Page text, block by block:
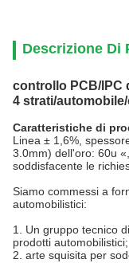
Descrizione Di
controllo PCB/IPC
4 strati/
Caratteristiche di
Linea ± 1,6%,
3.0mm) dell'oro: 60u
soddisfacente le
Siamo commessi a
automobilistici:
1. Un gruppo tecnico
prodotti automobilistici;
2. arte squisita per